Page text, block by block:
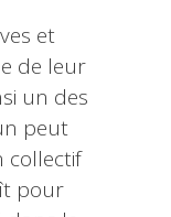
et
de leur
un des
peut
collectif
pour